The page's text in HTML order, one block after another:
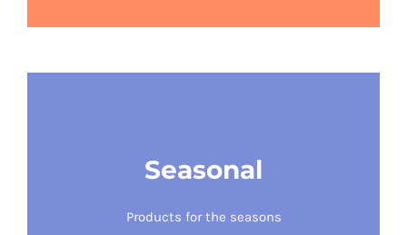
Seasonal
Products for the seasons